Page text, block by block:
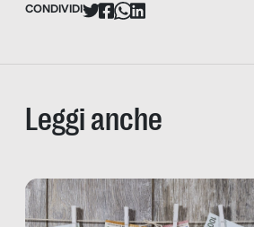
CONDIVIDI
Leggi anche